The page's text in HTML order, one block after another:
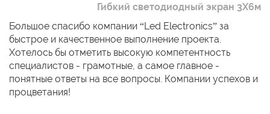
Гибкий светодиодный экран 3Х6м
Большое спасибо компании “Led Electronics” за
быстрое и качественное выполнение проекта.
Хотелось бы отметить высокую компетентность
специалистов - грамотные, а самое главное -
понятные ответы на все вопросы. Компании успехов и
процветания!